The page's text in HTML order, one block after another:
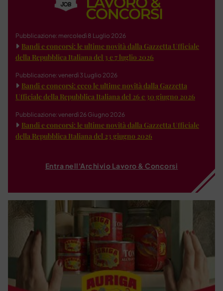
Pubblicazione: mercoledì 8 Luglio 2026
Bandi e concorsi: le ultime novità dalla Gazzetta Ufficiale
della Repubblica Italiana del 3 e 7 luglio 2026
Pubblicazione: venerdì 3 Luglio 2026
Bandi e concorsi: ecco le ultime novità dalla Gazzetta
Ufficiale della Repubblica Italiana del 26 e 30 giugno 2026
Pubblicazione: venerdì 26 Giugno 2026
Bandi e concorsi: le ultime novità dalla Gazzetta Ufficiale
della Repubblica Italiana del 23 giugno 2026
Entra nell'Archivio Lavoro & Concorsi